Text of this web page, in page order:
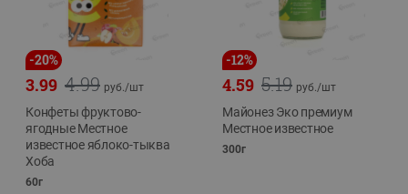
-20%
4.99
3.99 руб./шт
Конфеты фруктово-
ягодные Местное
известное яблоко-тыква
Хоба
60г
-12%
5.19
4.59 руб./шт
Майонез Эко премиум
Местное известное
300г